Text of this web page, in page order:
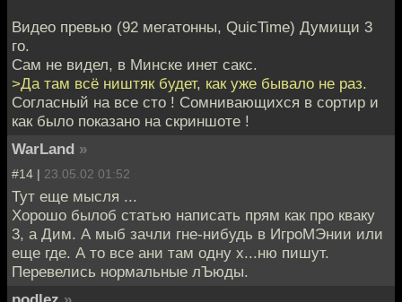
Видео превью (92 мегатонны, QuicTime) Думищи 3
го.
Сам не видел, в Минске инет сакс.
>Да там всё ништяк будет, как уже бывало не раз.
Согласный на все сто ! Сомнивающихся в сортир и
как было показано на скриншоте !
WarLand »
#14 | 23.05.02 01:52
Тут еще мысля ...
Хорошо былоб статью написать прям как про кваку
3, а Дим. А мыб зачли гне-нибудь в ИгроМЭнии или
еще где. А то все ани там одну х...ню пишут.
Перевелись нормальные лЪюды.